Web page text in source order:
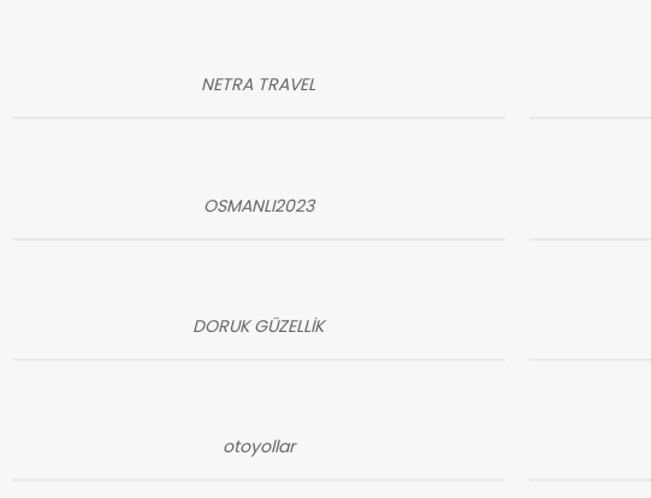
NETRA TRAVEL
OSMANLI2023
DORUK GÜZELLİK
otoyollar